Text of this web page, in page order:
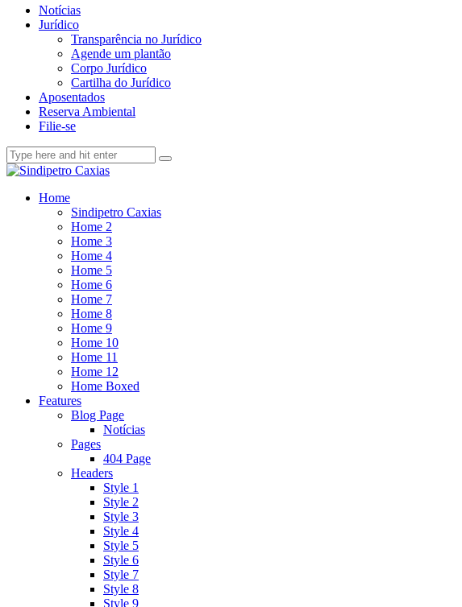
Notícias
Jurídico
Transparência no Jurídico
Agende um plantão
Corpo Jurídico
Cartilha do Jurídico
Aposentados
Reserva Ambiental
Filie-se
Home
Sindipetro Caxias
Home 2
Home 3
Home 4
Home 5
Home 6
Home 7
Home 8
Home 9
Home 10
Home 11
Home 12
Home Boxed
Features
Blog Page
Notícias
Pages
404 Page
Headers
Style 1
Style 2
Style 3
Style 4
Style 5
Style 6
Style 7
Style 8
Style 9